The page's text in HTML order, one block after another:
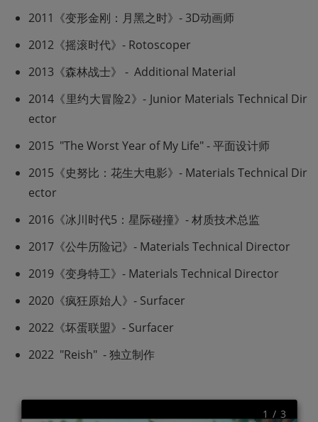
2011《变形金刚：月黑之时》- 3D动画师
2012《摇滚时代》- Rotoscoper
2013《森林战士》 -  Additional Material
2014《里约大冒险2》- Junior Materials Technical Dir
ector
2015  "The Worst Year of My Life" - 平面设计师
2015《史努比：花生大电影》- Materials Technical Dir
ector
2016《冰川时代5：星际碰撞》- 材质技术总监
2017《公牛历险记》- Materials Technical Director
2019《变身特工》- Materials Technical Director
2020《疯狂原始人》- Surfacer
2022《坏蛋联盟》- Surfacer
2022  "Reish"  - 独立制作
1 / 3